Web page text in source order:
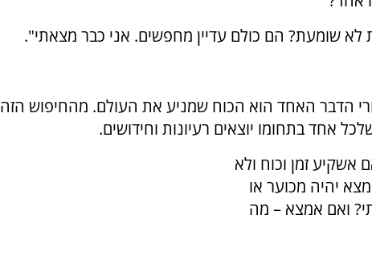
שומעת? הם כולם עדיין מחפשים. אני כבר מצאתי".
הדבר האחד הוא הכוח שמניע את העולם. מהחיפוש הזה
אחד בתחומו יוצאים רעיונות וחידושים.
אשקיע זמן וכוח ולא
יהיה מכוער או
ואם אמצא – מה